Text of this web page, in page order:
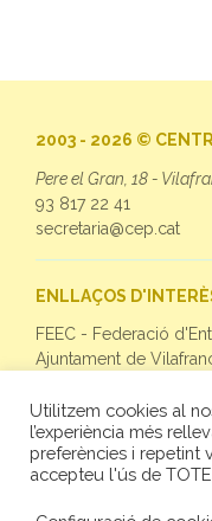
2003 - 2026 ©
Pere el Gran, 18 -
93 817 22 41
secretaria@cep.cat
ENLLAÇOS
FEEC - Federació
Ajuntament de
SEGUEIX-NOS
Facebook
Twitter
Instagram
Utilitzem cookies al
l’experiència més
preferències i repetint
accepteu l'ús de